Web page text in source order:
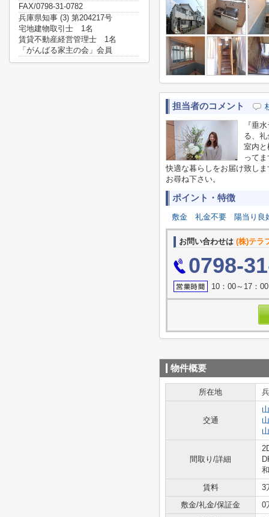
担当者のコメント
『垂
る、
室内と
って
快適な暮らしをお届け致し
お尋ね下さい。
ポイント・特徴
敷金 礼金不要 陽当り良
お問い合わせは (株)テラ
0798-
10：00～17：
物件概要
所在地
交通
間取り/詳細
賃料
3
敷金/礼金/保証金
0
FAX/0798-31-0782
兵庫県知事 (3) 第204217号
宅地建物取引士 1名
賃貸不動産経営管理士 1名
「がんばる家主の会」会員